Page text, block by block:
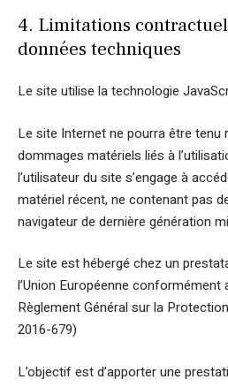
4. Limitations
données techniques
Le site utilise la technologie
Le site Internet ne pourra être tenu
dommages matériels liés à
l’utilisateur du site s’engage à
matériel récent, ne contenant pas
navigateur de dernière génération
Le site est hébergé chez un
l’Union Européenne conformément
Règlement Général sur la
2016-679)
L’objectif est d’apporter une